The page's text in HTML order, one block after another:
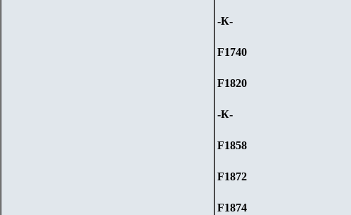
-К-
F1740
F1820
-К-
F1858
F1872
F1874